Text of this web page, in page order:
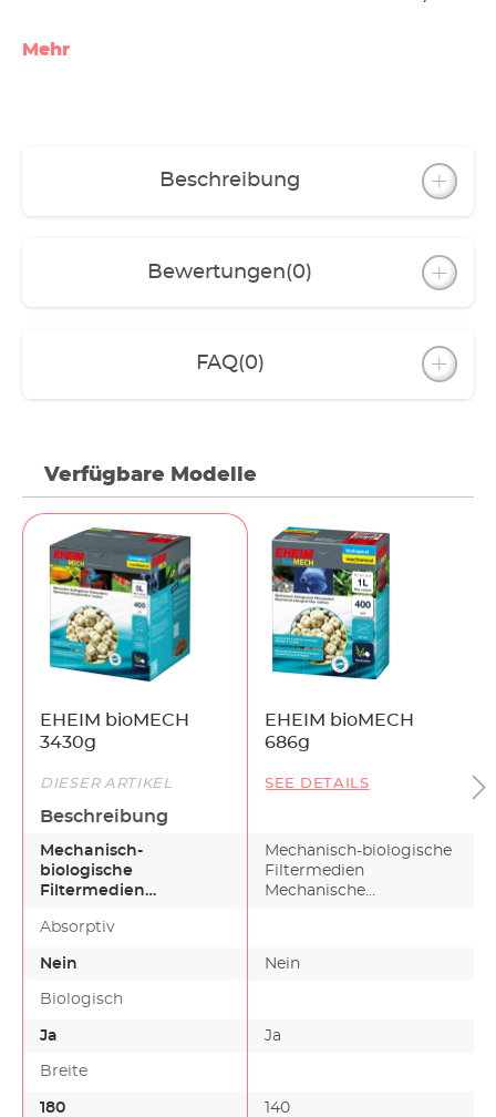
Mehr
Beschreibung
Bewertungen(0)
FAQ(0)
Verfügbare Modelle
EHEIM bioMECH
3430g
EHEIM bioMECH
686g
DIESER ARTIKEL SEE DETAILS
Beschreibung
Mechanisch-
biologische
Filtermedien
Filtermassen halten
Mechanisch-biologische
Filtermedien
Mechanische
Absorptiv
Nein Nein
Biologisch
Ja Ja
Breite
180 140